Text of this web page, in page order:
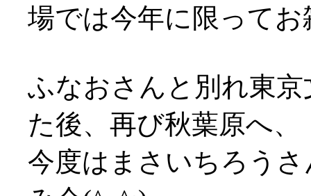
場では今年に限って
ふなおさんと別れ東
た後、再び秋葉原へ、
今度はまさいちろう